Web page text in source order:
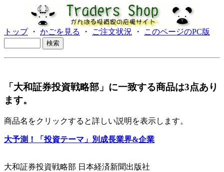
トップ・ かごを見る ・ ご注文状況 ・ このページのPC版
「大和証券投資戦略部」に一致する商品は3点あり
ます。
商品名をクリックすると詳しい説明を表示します。
大予測！「投資テーマ」別成長業界&企業
大和証券投資戦略部 日本経済新聞出版社